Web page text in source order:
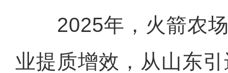
2025年，火箭农场
业提质增效，从山东